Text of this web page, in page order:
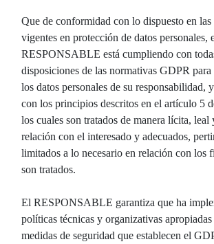
Que de conformidad con lo dispuesto en
vigentes en protección de datos personales,
RESPONSABLE está cumpliendo con
disposiciones de las normativas GDPR
los datos personales de su responsabilidad,
con los principios descritos en el artículo 5
los cuales son tratados de manera lícita, leal
relación con el interesado y adecuados,
limitados a lo necesario en relación con los
son tratados.
El RESPONSABLE garantiza que ha
políticas técnicas y organizativas
medidas de seguridad que establecen el